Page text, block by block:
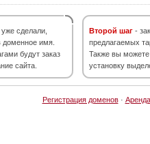
сделали,
доменное имя.
будут заказ
сайта.
Второй шаг -
предлагаемых
Также вы можете
установку
Регистрация доменов·